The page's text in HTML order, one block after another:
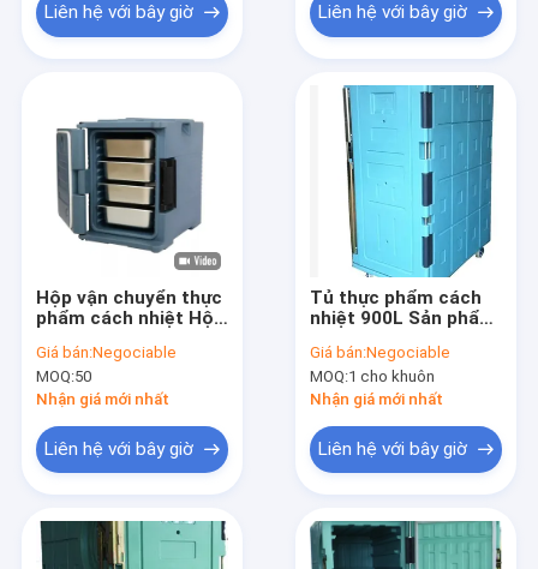
Liên hệ với bây giờ Liên hệ với bây giờ
Hộp vận chuyển thực
phẩm cách nhiệt Hộp
phẩm nóng GN Pan
Carrier cho dịch vụ
ăn uống 90L
Giá bán:Negociable
MOQ:50
Nhận giá mới nhất
Liên hệ với bây giờ
Tủ thực phẩm cách
nhiệt 900L Sản phẩm
Giá bán:Negociable
MOQ:1 cho khuôn
Nhận giá mới nhất
Liên hệ với bây giờ